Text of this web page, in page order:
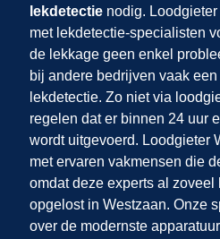
lekdetectienodig. Loodgieter
met lekdetectie-specialisten
de lekkage geen enkel
bij andere bedrijven vaak
lekdetectie. Zo niet via
regelen dat er binnen 24 uur
wordt uitgevoerd. Loodgieter
met ervaren vakmensen die
omdat deze experts al zoveel
opgelost in Westzaan. Onze
over de modernste